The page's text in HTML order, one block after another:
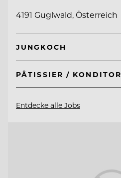
4191 Guglwald, Österreich
JUNGKOCH
PÂTISSIER / KONDITOR
Entdecke alle Jobs